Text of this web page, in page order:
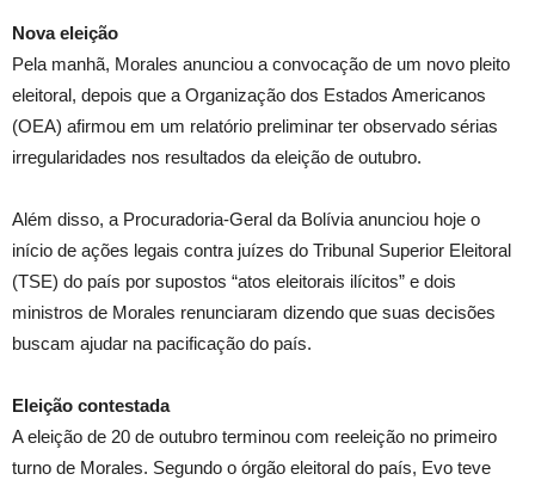
Nova eleição
Pela manhã, Morales anunciou a convocação de um novo pleito
eleitoral, depois que a Organização dos Estados Americanos
(OEA) afirmou em um relatório preliminar ter observado sérias
irregularidades nos resultados da eleição de outubro.
Além disso, a Procuradoria-Geral da Bolívia anunciou hoje o
início de ações legais contra juízes do Tribunal Superior Eleitoral
(TSE) do país por supostos “atos eleitorais ilícitos” e dois
ministros de Morales renunciaram dizendo que suas decisões
buscam ajudar na pacificação do país.
Eleição contestada
A eleição de 20 de outubro terminou com reeleição no primeiro
turno de Morales. Segundo o órgão eleitoral do país, Evo teve